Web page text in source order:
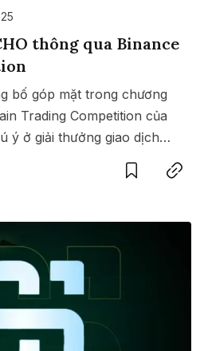
thông qua Binance
bố góp mặt trong chương
Trading Competition của
ý ở giải thưởng giao dịch
SaveCopy link